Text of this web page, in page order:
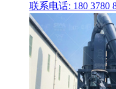
联系电话: 180 3780